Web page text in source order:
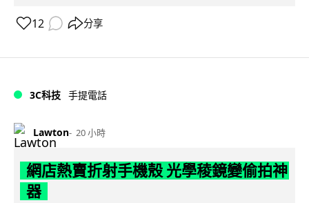
12 分享
3C科技 手提電話
Lawton 20 小時
網店熱賣折射手機殼 光學稜鏡變偷拍神
器